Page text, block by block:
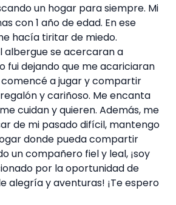
un hogar para siempre. Mi
con 1 año de edad. En ese
hacía tiritar de miedo.
albergue se acercaran a
fui dejando que me acariciaran
a jugar y compartir
y cariñoso. Me encanta
cuidan y quieren. Además, me
de mi pasado difícil, mantengo
donde pueda compartir
un compañero fiel y leal, ¡soy
por la oportunidad de
alegría y aventuras! ¡Te espero